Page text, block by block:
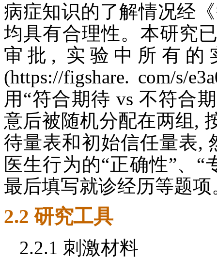
病症知识的了解情况经
均具有合理性。本研究
审批, 实验中所有的
(https://figshare. com/s/
用“符合期待 vs 不符合
意后被随机分配在两组,
待量表和初始信任量表,
医生行为的“正确性”、“
最后填写就诊经历等题项
2.2 研究工具
2.2.1 刺激材料